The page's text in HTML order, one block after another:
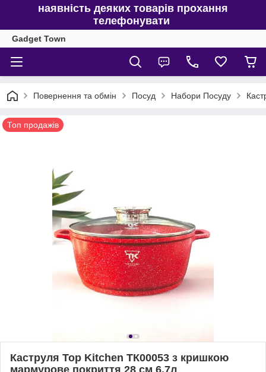
наявність деяких товарів прохання
телефонувати
Gadget Town
Повернення та обмін Посуд Набори Посуду
Топ продажів
Каструля Top Kitchen ТК00053 з кришкою
мармурове покриття 28 см 6.7л